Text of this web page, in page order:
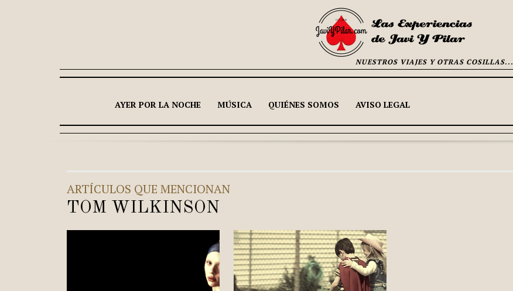
NUESTROS VIAJES Y OTRAS COSILLAS...
AYER POR LA NOCHE MÚSICA QUIÉNES SOMOS AVISO LEGAL
ARTÍCULOS QUE MENCIONAN
TOM WILKINSON